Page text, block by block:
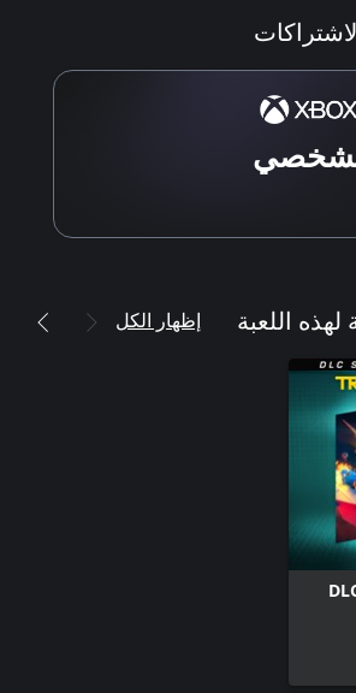
الشخصي
لهذه اللعبة إظهار الكل